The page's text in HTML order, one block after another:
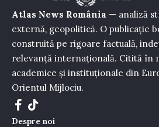
Atlas News România — analiză
externă, geopolitică. O publicație
construită pe rigoare factuală,
relevanță internațională. Citită în
academice și instituționale din
Orientul Mijlociu.
Despre noi